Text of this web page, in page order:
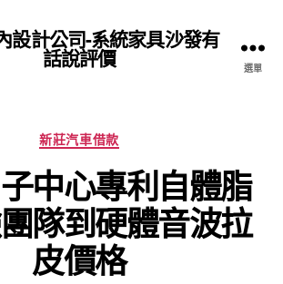
設計公司-系統家具沙發有
話說評價 選單
分
類
新莊汽車借款
中心專利自體脂
隊到硬體音波拉
皮價格